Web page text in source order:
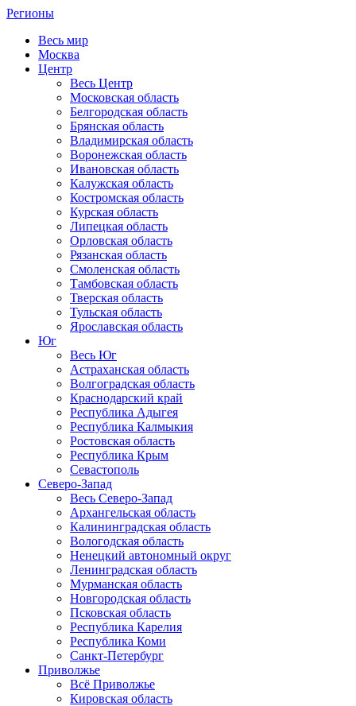
Регионы
Весь мир
Москва
Центр
Весь Центр
Московская область
Белгородская область
Брянская область
Владимирская область
Воронежская область
Ивановская область
Калужская область
Костромская область
Курская область
Липецкая область
Орловская область
Рязанская область
Смоленская область
Тамбовская область
Тверская область
Тульская область
Ярославская область
Юг
Весь Юг
Астраханская область
Волгоградская область
Краснодарский край
Республика Адыгея
Республика Калмыкия
Ростовская область
Республика Крым
Севастополь
Северо-Запад
Весь Северо-Запад
Архангельская область
Калининградская область
Вологодская область
Ненецкий автономный округ
Ленинградская область
Мурманская область
Новгородская область
Псковская область
Республика Карелия
Республика Коми
Санкт-Петербург
Приволжье
Всё Приволжье
Кировская область